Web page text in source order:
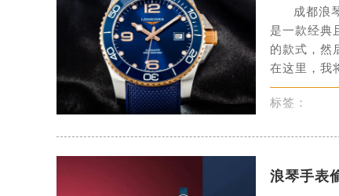
海口市龙华区金贸东路5号海口华
唐山市路南区新华东道100号万达
台州市椒江区东海大道1800号腾
内蒙古自治区呼和浩特市玉泉区大
甘肃省兰州市七里河区西津西路
重庆市解放碑渝中区民权路28号
黑龙江省大庆市萨尔图区会战大
黑龙江省黑河市爱辉区中央街浪
成都浪
是一款经典
的款式，然
在这里，我
标签：
浪琴手表